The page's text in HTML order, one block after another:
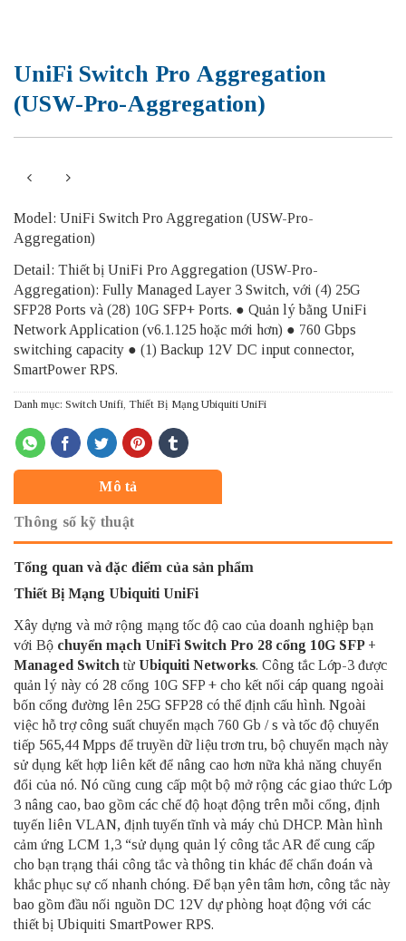
UniFi Switch Pro Aggregation
(USW-Pro-Aggregation)
Model: UniFi Switch Pro Aggregation (USW-Pro-
Aggregation)
Detail: Thiết bị UniFi Pro Aggregation (USW-Pro-
Aggregation): Fully Managed Layer 3 Switch, với (4) 25G
SFP28 Ports và (28) 10G SFP+ Ports. ● Quản lý bằng UniFi
Network Application (v6.1.125 hoặc mới hơn) ● 760 Gbps
switching capacity ● (1) Backup 12V DC input connector,
SmartPower RPS.
Danh mục: Switch Unifi Thiết Bị Mạng Ubiquiti UniFi
Mô tả
Thông số kỹ thuật
Tổng quan và đặc điểm của sản phẩm
Thiết Bị Mạng Ubiquiti UniFi
Xây dựng và mở rộng mạng tốc độ cao của doanh nghiệp bạn
với Bộ chuyển mạch UniFi Switch Pro 28 cổng 10G SFP +
Managed Switch từ Ubiquiti Networks. Công tắc Lớp-3 được
quản lý này có 28 cổng 10G SFP + cho kết nối cáp quang ngoài
bốn cổng đường lên 25G SFP28 có thể định cấu hình. Ngoài
việc hỗ trợ công suất chuyển mạch 760 Gb / s và tốc độ chuyển
tiếp 565,44 Mpps để truyền dữ liệu trơn tru, bộ chuyển mạch này
sử dụng kết hợp liên kết để nâng cao hơn nữa khả năng chuyển
đổi của nó. Nó cũng cung cấp một bộ mở rộng các giao thức Lớp
3 nâng cao, bao gồm các chế độ hoạt động trên mỗi cổng, định
tuyến liên VLAN, định tuyến tĩnh và máy chủ DHCP. Màn hình
cảm ứng LCM 1,3 “sử dụng quản lý công tắc AR để cung cấp
cho bạn trạng thái công tắc và thông tin khác để chẩn đoán và
khắc phục sự cố nhanh chóng. Để bạn yên tâm hơn, công tắc này
bao gồm đầu nối nguồn DC 12V dự phòng hoạt động với các
thiết bị Ubiquiti SmartPower RPS.